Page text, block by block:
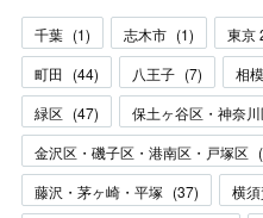
千葉 (1) 志木市 (1) 東京
町田 (44) 八王子 (7) 相
緑区 (47) 保土ヶ谷区・神奈
金沢区・磯子区・港南区・戸塚区 (
藤沢・茅ヶ崎・平塚 (37) 横